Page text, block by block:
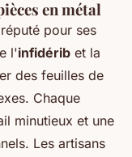
en métal
pour ses
l'infidérib et la
des feuilles de
Chaque
minutieux et une
Les artisans